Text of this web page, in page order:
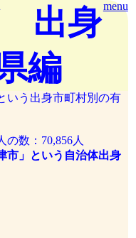
menu
出身
編
いう出身市町村別の有
数：70,856人
市」という自治体出身